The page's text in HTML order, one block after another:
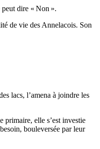
dire « Non ».
de vie des Annelacois. Son
lacs, l’amena à joindre les
primaire, elle s’est investie
bouleversée par leur